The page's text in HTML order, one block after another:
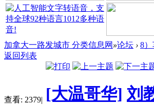
加拿大一路发城市 分类信息网 »论坛 › 8
返回列表
查看: 2379| [大温哥华] 刘